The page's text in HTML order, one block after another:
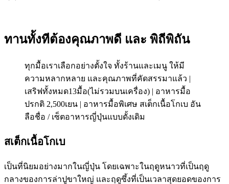
ทานทั้งทีต้องคุณภาพดี และ พิถีพิถัน
ทุกมื้อเราเลือกอย่างตั้งใจ ทั้งร้านและเมนู ให้มี
ความหลากหลาย และคุณภาพที่คัดสรรมาแล้ว |
เสริฟทั้งหมด13มื้อ(ไม่รวมบนเครื่อง) | อาหารมื้อ
ปรกติ 2,500เยน | อาหารมื้อพิเศษ สเต็กเนื้อโกเบ อัน
ลือชื่อ / เซ็ตอาหารญี่ปุ่นแบบดั้งเดิม
สเต็กเนื้อโกเบ
เป็นที่นิยมอย่างมากในญี่ปุ่น โดยเฉพาะในฤดูหนาวที่เป็นฤดู
กลางของการล่าปูขาใหญ่ และฤดูซึ้งที่เป็นเวลาสุดยอดของการ